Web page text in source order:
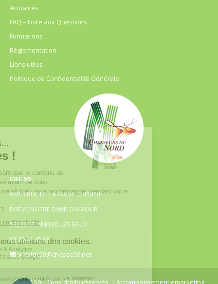
Actualités
FAQ – Foire aux Questions
Formations
Règlementation
Liens utiles
Politique de Confidentialité Générale
FDC 59
680 B RUE DE LA GRISE CHEMISE
DREVE NOTRE DAME D’AMOUR
59230 ST AMAND LES EAUX
03.20.41.45.63
webfdc59@chasse59.net
© FDC 59 – Tous droits réservés | Accompagnement emarketing